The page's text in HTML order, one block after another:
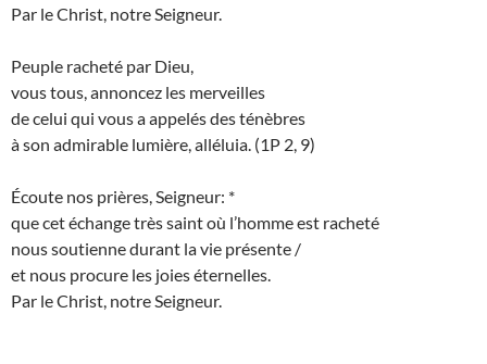
Par le Christ, notre Seigneur.
Peuple racheté par Dieu,
vous tous, annoncez les merveilles
de celui qui vous a appelés des ténèbres
à son admirable lumière, alléluia. (1P 2, 9)
Écoute nos prières, Seigneur: *
que cet échange très saint où l’homme est racheté
nous soutienne durant la vie présente /
et nous procure les joies éternelles.
Par le Christ, notre Seigneur.